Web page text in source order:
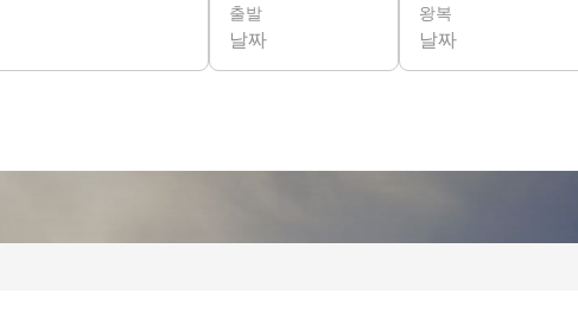
출발
날짜
왕복
날짜